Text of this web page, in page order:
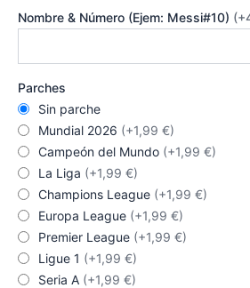
Nombre & Número (Ejem: Messi#10)
Parches
Sin parche
Mundial 2026 (+1,99 €)
Campeón del Mundo (+1,99 €)
La Liga (+1,99 €)
Champions League (+1,99 €)
Europa League (+1,99 €)
Premier League (+1,99 €)
Ligue 1 (+1,99 €)
Seria A (+1,99 €)